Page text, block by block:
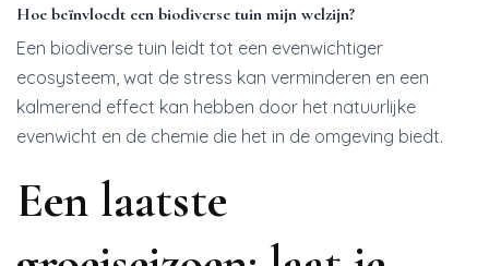
Hoe beïnvloedt een biodiverse tuin mijn welzijn?
Een biodiverse tuin leidt tot een evenwichtiger
ecosysteem, wat de stress kan verminderen en een
kalmerend effect kan hebben door het natuurlijke
evenwicht en de chemie die het in de omgeving biedt.
Een laatste